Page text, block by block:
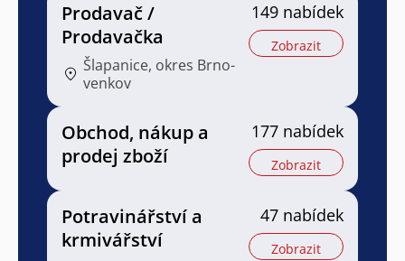
Prodavač /
Prodavačka
Šlapanice, okres Brno-
venkov
149 nabídek
Zobrazit
Obchod, nákup a
prodej zboží
177 nabídek
Zobrazit
Potravinářství a
krmivářství
47 nabídek
Zobrazit